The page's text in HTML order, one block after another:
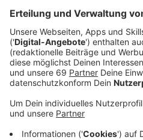
Millionen Zuschauern und
auch bei den 14- bis 49-
Samstagskrimireihe zu den
Formaten.
Anzeige
© ZDF/Thomas Kost